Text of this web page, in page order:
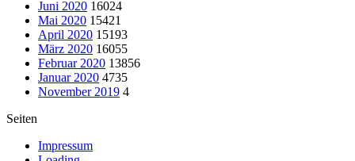
Juni 2020 16024
Mai 2020 15421
April 2020 15193
März 2020 16055
Februar 2020 13856
Januar 2020 4735
November 2019 4
Seiten
Impressum